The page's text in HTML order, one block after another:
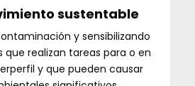
sustentable
y sensibilizando
que realizan tareas para o en
y que pueden causar